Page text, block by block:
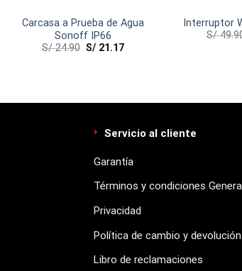
Carcasa a Prueba de Agua
Sonoff IP66
S/24.90 S/ 21.17
Interruptor
S/
Servicio al cliente
Garantía
Términos y condiciones
Privacidad
Política de cambio y devolución
Libro de reclamaciones